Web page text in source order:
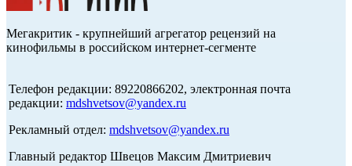
Мегакритик - крупнейший агрегатор рецензий на
кинофильмы в российском интернет-сегменте
Телефон редакции: 89220866202, электронная почта
редакции: mdshvetsov@yandex.ru
Рекламный отдел: mdshvetsov@yandex.ru
Главный редактор Швецов Максим Дмитриевич